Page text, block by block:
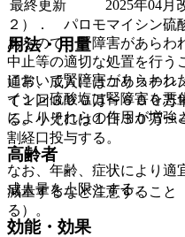
２）． パロモマイシン硫
あるので、腎障害があらわ
中止等の適切な処置を行う
において腎障害があらわれ
イシン硫酸塩は腎障害を悪
によりそれらの作用が増強
高齢者
減量するなど注意すること
る）。
最終更新
2025年04月
用法・用量
通常、成人にはコリスチン
て１回３００万〜６００万
る。小児には１日３０万〜
割経口投与する。
なお、年齢、症状により適
成人量を上限とする。
効能・効果